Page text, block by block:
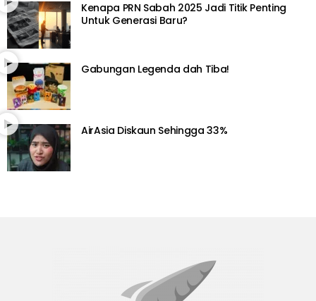
Kenapa PRN Sabah 2025 Jadi Titik Penting
Untuk Generasi Baru?
Gabungan Legenda dah Tiba!
AirAsia Diskaun Sehingga 33%